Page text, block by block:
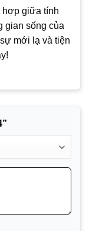
hợp giữa tính
gian sống của
mới lạ và tiện